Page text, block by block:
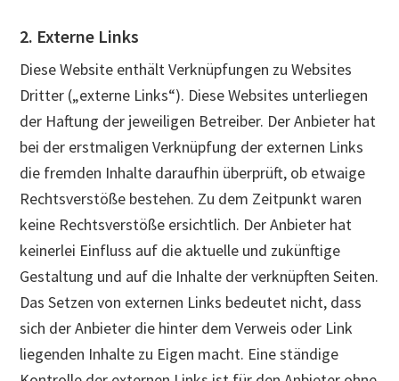
2. Externe Links
Diese Website enthält Verknüpfungen zu Websites
Dritter („externe Links“). Diese Websites unterliegen
der Haftung der jeweiligen Betreiber. Der Anbieter hat
bei der erstmaligen Verknüpfung der externen Links
die fremden Inhalte daraufhin überprüft, ob etwaige
Rechtsverstöße bestehen. Zu dem Zeitpunkt waren
keine Rechtsverstöße ersichtlich. Der Anbieter hat
keinerlei Einfluss auf die aktuelle und zukünftige
Gestaltung und auf die Inhalte der verknüpften Seiten.
Das Setzen von externen Links bedeutet nicht, dass
sich der Anbieter die hinter dem Verweis oder Link
liegenden Inhalte zu Eigen macht. Eine ständige